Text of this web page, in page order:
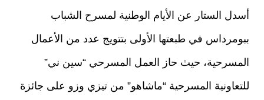
أسدل الستار عن الأيام الوطنية لمسرح الشباب
ببومرداس في طبعتها الأولى بتتويج عدد من الأعمال
المسرحية، حيث حاز العمل المسرحي “سين ني”
للتعاونية المسرحية “ماشاهو” من تيزي وزو على جائزة